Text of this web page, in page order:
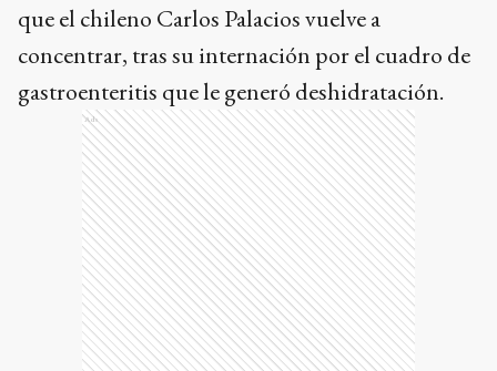
que el chileno Carlos Palacios vuelve a
concentrar, tras su internación por el cuadro de
gastroenteritis que le generó deshidratación.
Ads